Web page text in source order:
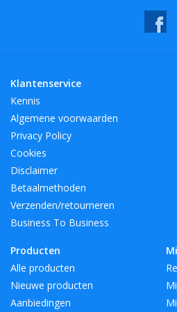
Laat u gecharmeerd zijn door onze
breng ongeëvenaarde elegantie in
U kunt de verpakking van onze
prullenbakken recyclen.
kleuren: Zwart
Materialen: Glas, Glas
merk: AULICA
SKU: 955817
Klantenservice
Kennis
Algemene voorwaarden
Privacy Policy
Cookies
Disclaimer
Betaalmethoden
Verzenden/retourneren
Business To Business
Producten
Alle producten
Nieuwe producten
Aanbiedingen